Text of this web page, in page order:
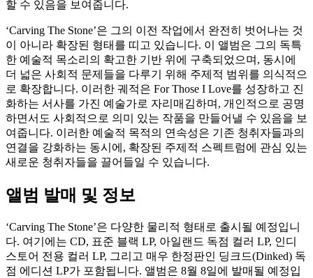
할 수 있음을 보여줍니다.
‘Carving The Stone’은 그의 이전 작업에서 완전히 벗어나는 것
이 아니라 확장된 형태를 띠고 있습니다. 이 앨범은 그의 독특
한 예술적 목소리의 확고한 기반 위에 구축되었으며, 동시에
더 넓은 사회적 문제들을 다루기 위해 주제적 범위를 의식적으
로 확장합니다. 이러한 궤적은 For Those I Love를 성장하고 진
화하는 서사를 가진 예술가로 자리매김하며, 개인적으로 공명
하면서도 사회적으로 의미 있는 작품을 만들어낼 수 있음을 보
여줍니다. 이러한 예술적 목적의 연속성은 기존 청취자들과의
연결을 강화하는 동시에, 확장된 주제적 스펙트럼에 관심 있는
새로운 청취자들을 끌어들일 수 있습니다.
앨범 발매 및 정보
‘Carving The Stone’은 다양한 물리적 형태로 출시될 예정입니
다. 여기에는 CD, 표준 블랙 LP, 아일랜드 독점 컬러 LP, 인디
스토어 전용 컬러 LP, 그리고 매우 한정판인 딩크드(Dinked) 독
점 에디션 LP가 포함됩니다. 앨범은 8월 8일에 발매될 예정입